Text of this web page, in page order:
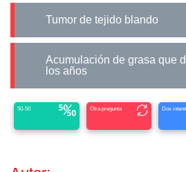
Tumor de tejido blando
Acumulación de grasa que desaparece con
los años
50-50 Otra pregunta Dos